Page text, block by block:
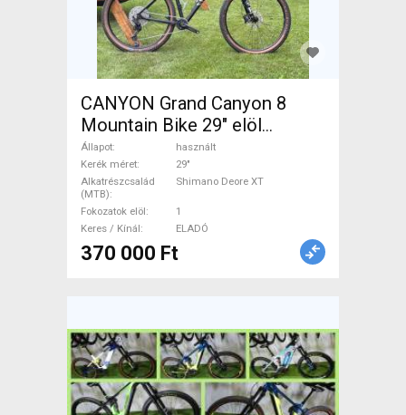
CANYON Grand Canyon 8
Mountain Bike 29" elöl
teleszkópos Shimano Deore
XT használt ELADÓ
Állapot
használt
Kerék méret
29"
Alkatrészcsalád
(MTB)
Shimano Deore XT
Fokozatok elöl
1
Keres / Kínál
ELADÓ
370 000 Ft